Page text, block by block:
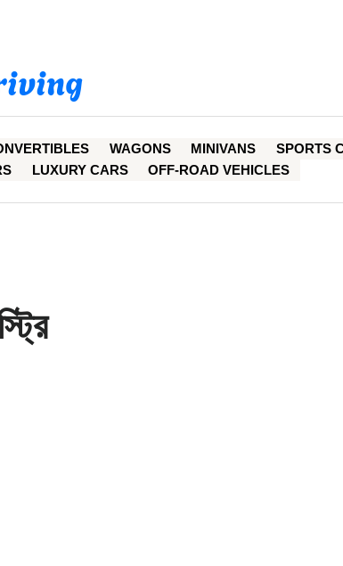
WAGONS MINIVANS
SPORTS
LUXURY CARS OFF-ROAD VEHICLES